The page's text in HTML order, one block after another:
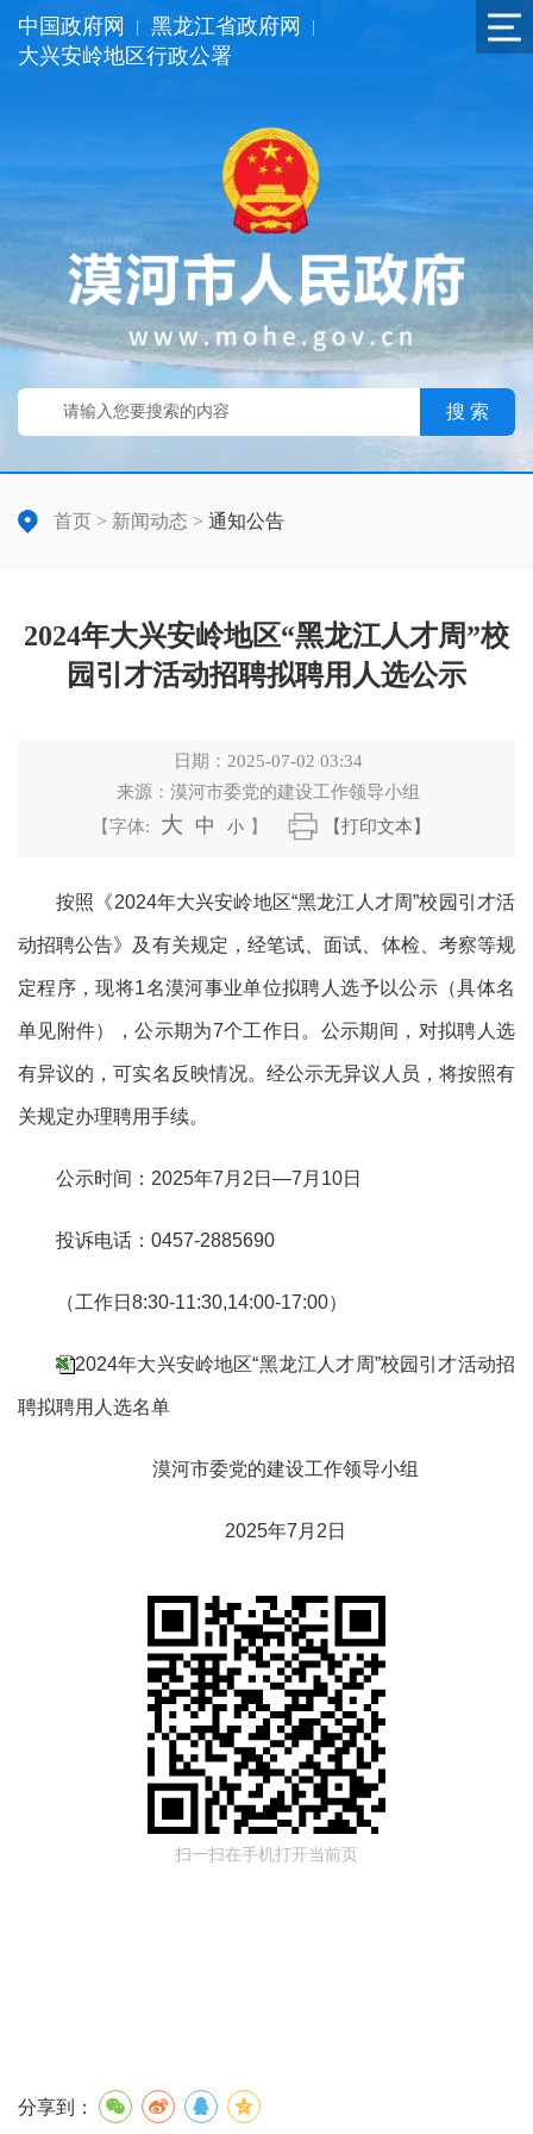
中国政府网 黑龙江省政府网
大兴安岭地区行政公署
搜 索
首页 > 新闻动态 > 通知公告
2024年大兴安岭地区“黑龙江人才周”校
园引才活动招聘拟聘用人选公示
日期： 2025-07-02 03:34
来源：漠河市委党的建设工作领导小组
【字体:
大 中 小 】 【打印文本】
按照 《2024年大兴安岭地区“黑龙江人才周”校园引才活
动招聘公告》及有关规定，经笔试、面试、体检、考察等规
定程序，现将1名漠河事业单位拟聘人选予以公示（具体名
单见附件），公示期为7个工作日。公示期间，对拟聘人选
有异议的，可实名反映情况。经公示无异议人员，将按照有
关规定办理聘用手续。
公示时间： 2025年7 月 2 日 —7 月 10日
投诉电话：0457-2885690
（工作日 8:30-11:30,14:00-17:00）
2024年大兴安岭地区“黑龙江人才周”校园引才活动招
聘拟聘用人选名单
漠河市委党的建设工作领导小组
2025年7 月 2 日
扫一扫在手机打开当前页
分享到：